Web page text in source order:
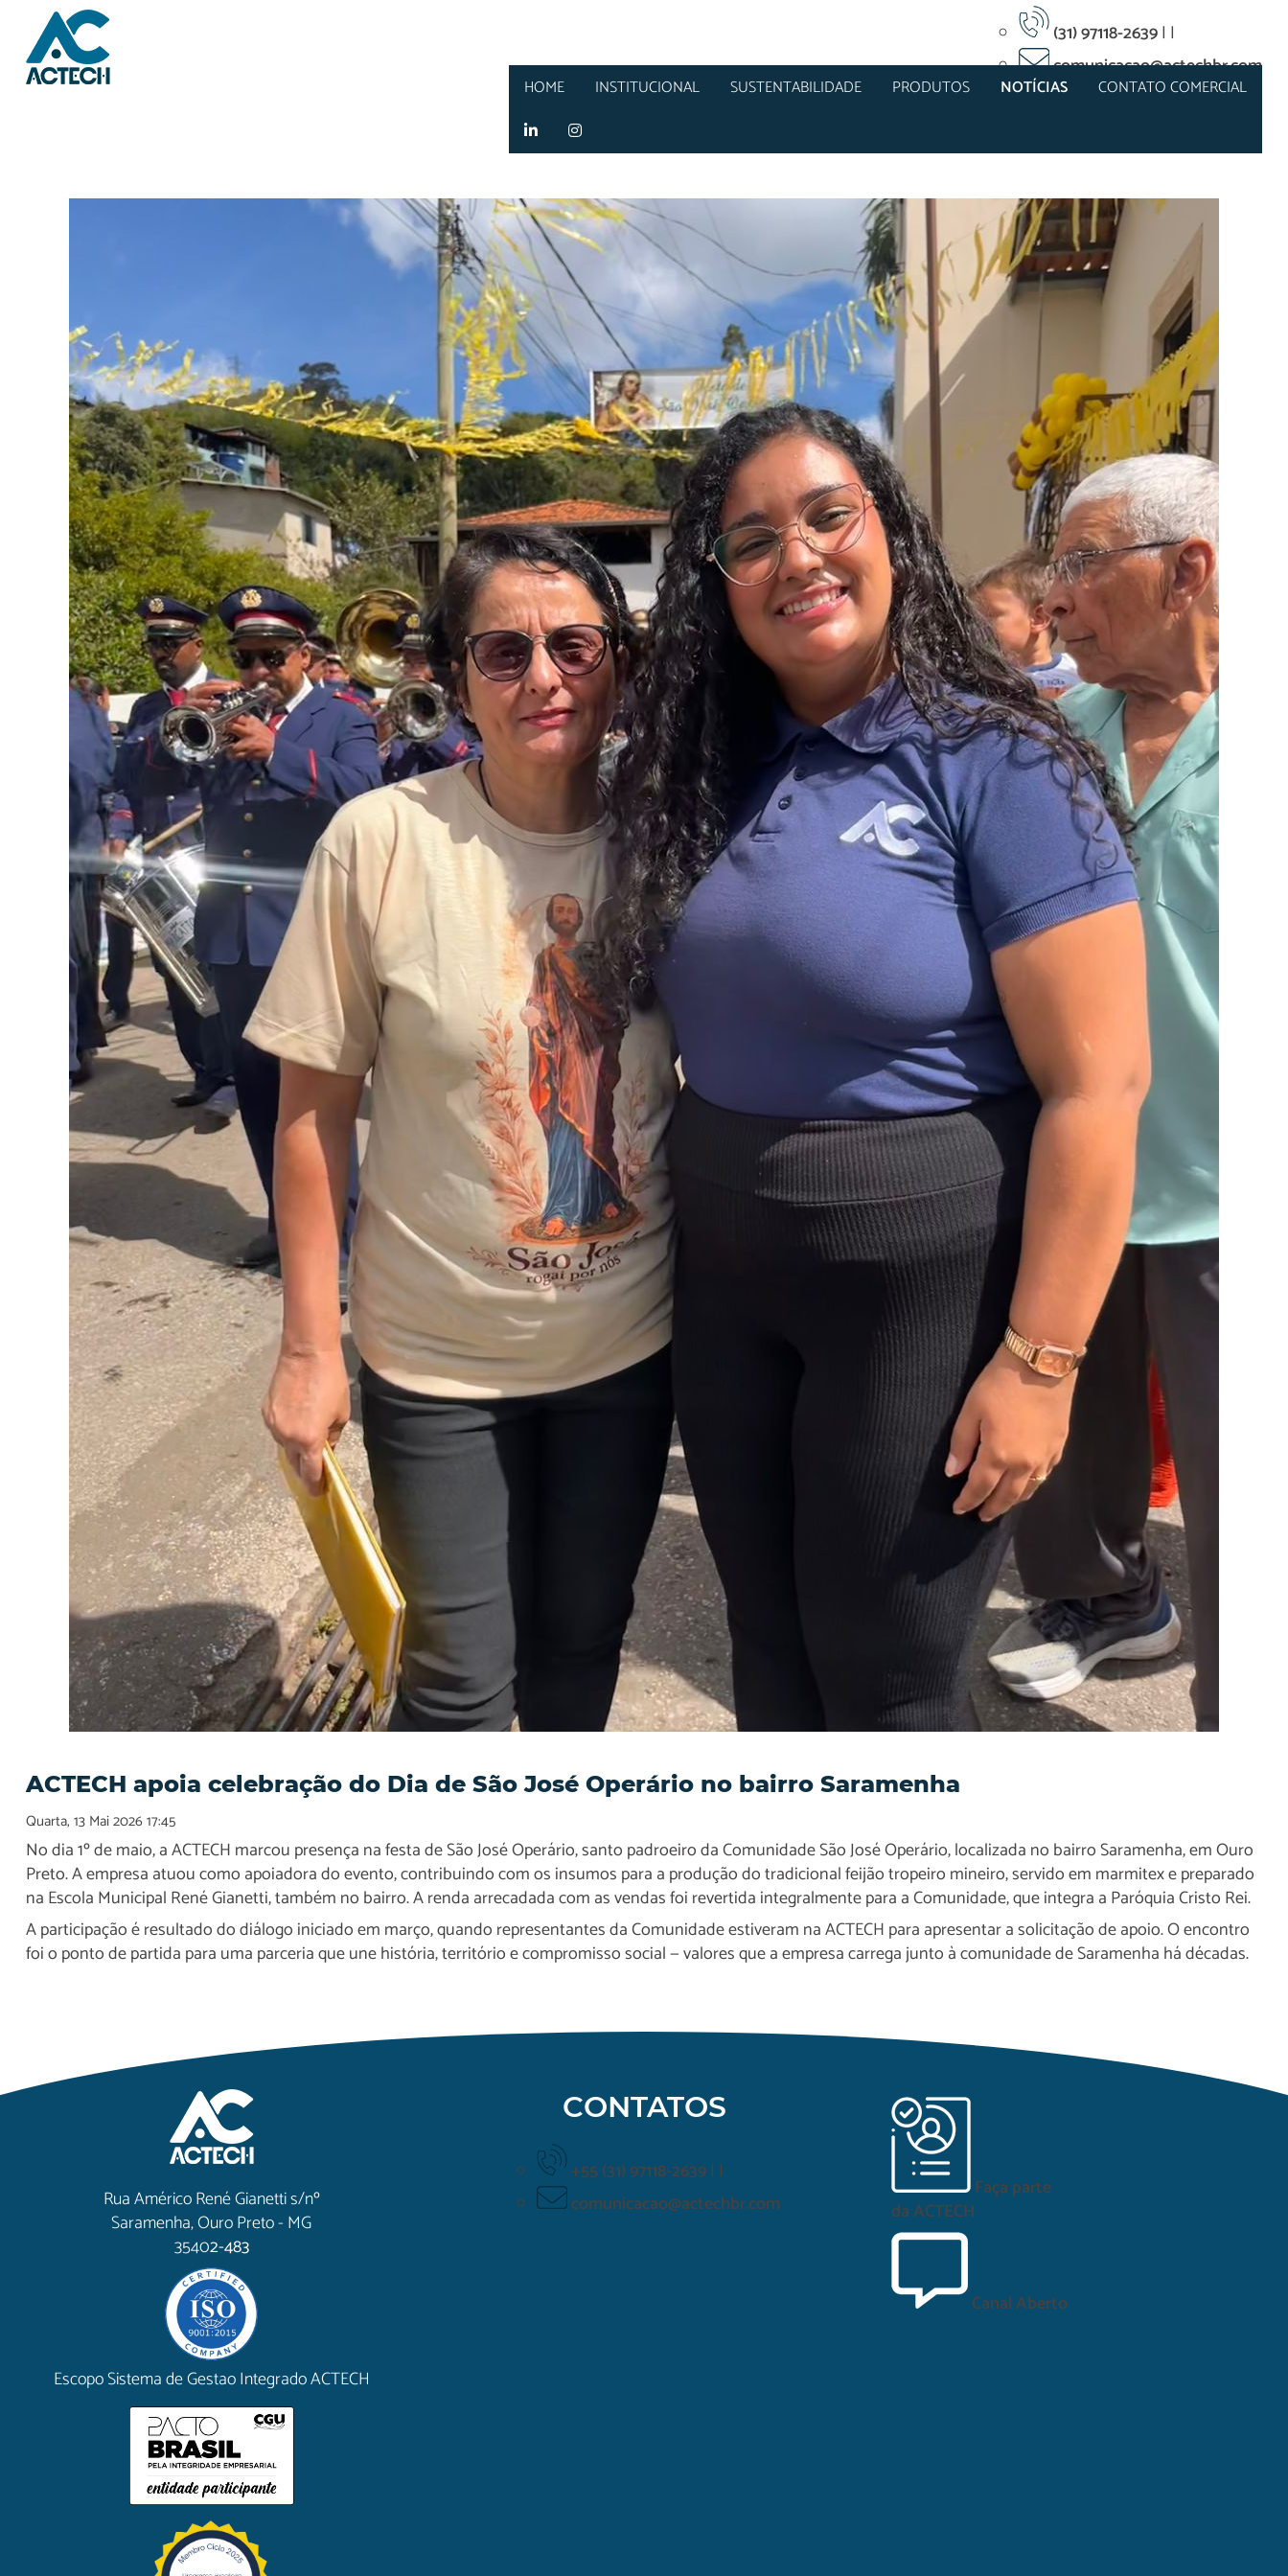
(31) 97118-2639| |
comunicacao@actechbr.com
HOME INSTITUCIONAL SUSTENTABILIDADE PRODUTOS NOTÍCIAS CONTATO COMERCIAL
ACTECH apoia celebração do Dia de São José Operário no bairro Saramenha
Quarta, 13 Mai 2026 17:45
No dia 1º de maio, a ACTECH marcou presença na festa de São José Operário, santo padroeiro da Comunidade São José Operário, localizada no bairro Saramenha, em Ouro
Preto. A empresa atuou como apoiadora do evento, contribuindo com os insumos para a produção do tradicional feijão tropeiro mineiro, servido em marmitex e preparado
na Escola Municipal René Gianetti, também no bairro. A renda arrecadada com as vendas foi revertida integralmente para a Comunidade, que integra a Paróquia Cristo Rei.
A participação é resultado do diálogo iniciado em março, quando representantes da Comunidade estiveram na ACTECH para apresentar a solicitação de apoio. O encontro
foi o ponto de partida para uma parceria que une história, território e compromisso social — valores que a empresa carrega junto à comunidade de Saramenha há décadas.
Rua Américo René Gianetti s/nº
Saramenha, Ouro Preto - MG
35402-483
Escopo Sistema de Gestao Integrado ACTECH
CONTATOS
+55 (31) 97118-2639 | |
comunicacao@actechbr.com
Faça parte
daACTECH
Canal Aberto